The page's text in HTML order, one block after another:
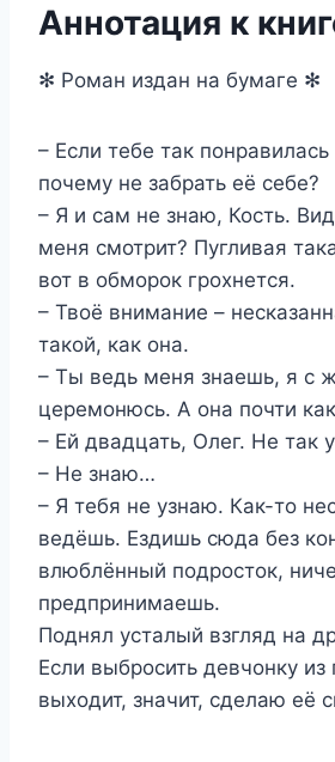
Аннотация к
✻ Роман издан на бумаге ✻
– Если тебе так
почему не забрать её себе?
– Я и сам не знаю, Кость.
меня смотрит? Пугливая
вот в обморок грохнется.
– Твоё внимание –
такой, как она.
– Ты ведь меня знаешь, я с
церемонюсь. А она почти
– Ей двадцать, Олег. Не так
– Не знаю…
– Я тебя не узнаю. Как-то
ведёшь. Ездишь сюда без
влюблённый подросток,
предпринимаешь.
Поднял усталый взгляд на
Если выбросить девчонку из
выходит, значит, сделаю её